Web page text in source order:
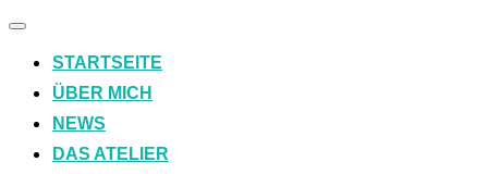
Toggle
STARTSEITE
ÜBER MICH
NEWS
DAS ATELIER